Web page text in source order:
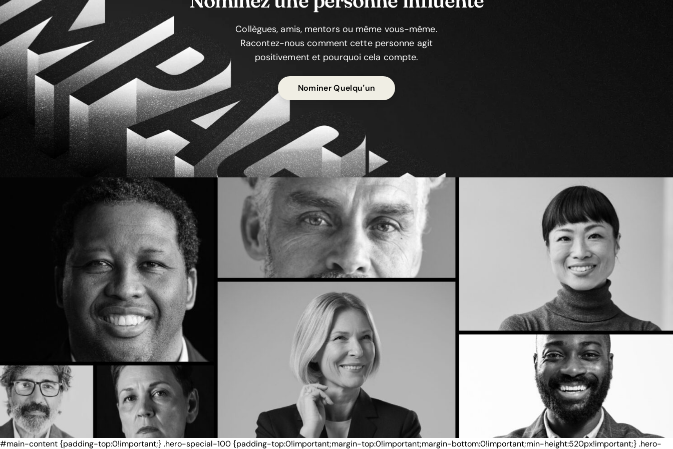
Collègues, amis, mentors ou même vous-même.
Racontez-nous comment cette personne agit
positivement et pourquoi cela compte.
Nominer Quelqu’un
#main-content {padding-top:0!important;} .hero-special-100 {padding-top:0!important;margin-top:0!important;margin-bottom:0!important;min-height:520px!important;} .hero-